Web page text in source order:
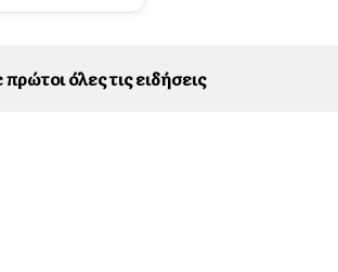
όλες τις ειδήσεις